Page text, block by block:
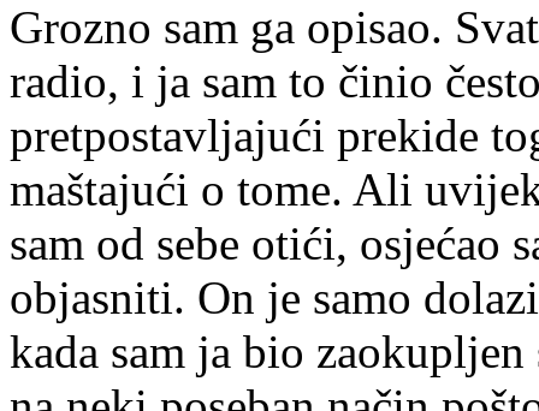
Grozno sam ga opisao.
radio, i ja sam to činio
pretpostavljajući prekide
maštajući o tome. Ali
sam od sebe otići, osjećao
objasniti. On je samo
kada sam ja bio